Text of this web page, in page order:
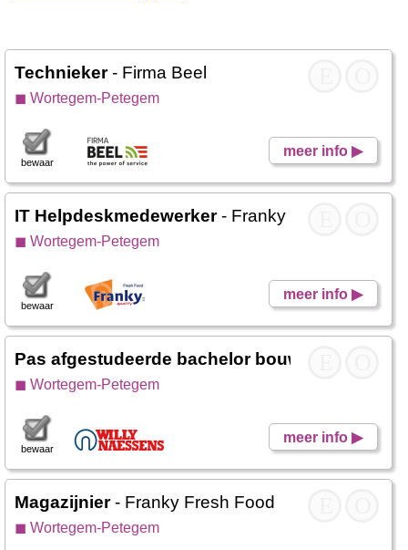
Technieker- Firma Beel
◼ Wortegem-Petegem
meer info ▶
bewaar
IT Helpdeskmedewerker- Franky Fresh Food
◼ Wortegem-Petegem
meer info ▶
bewaar
Pas afgestudeerde bachelor bouw/
◼ Wortegem-Petegem
meer info ▶
bewaar
Magazijnier- Franky Fresh Food
◼ Wortegem-Petegem